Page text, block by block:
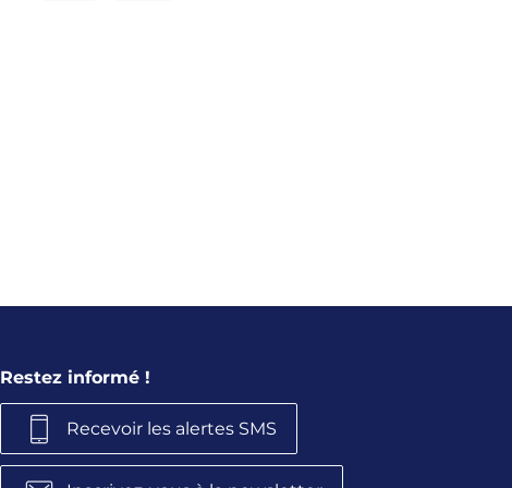
Restez informé !
Recevoir les alertes SMS